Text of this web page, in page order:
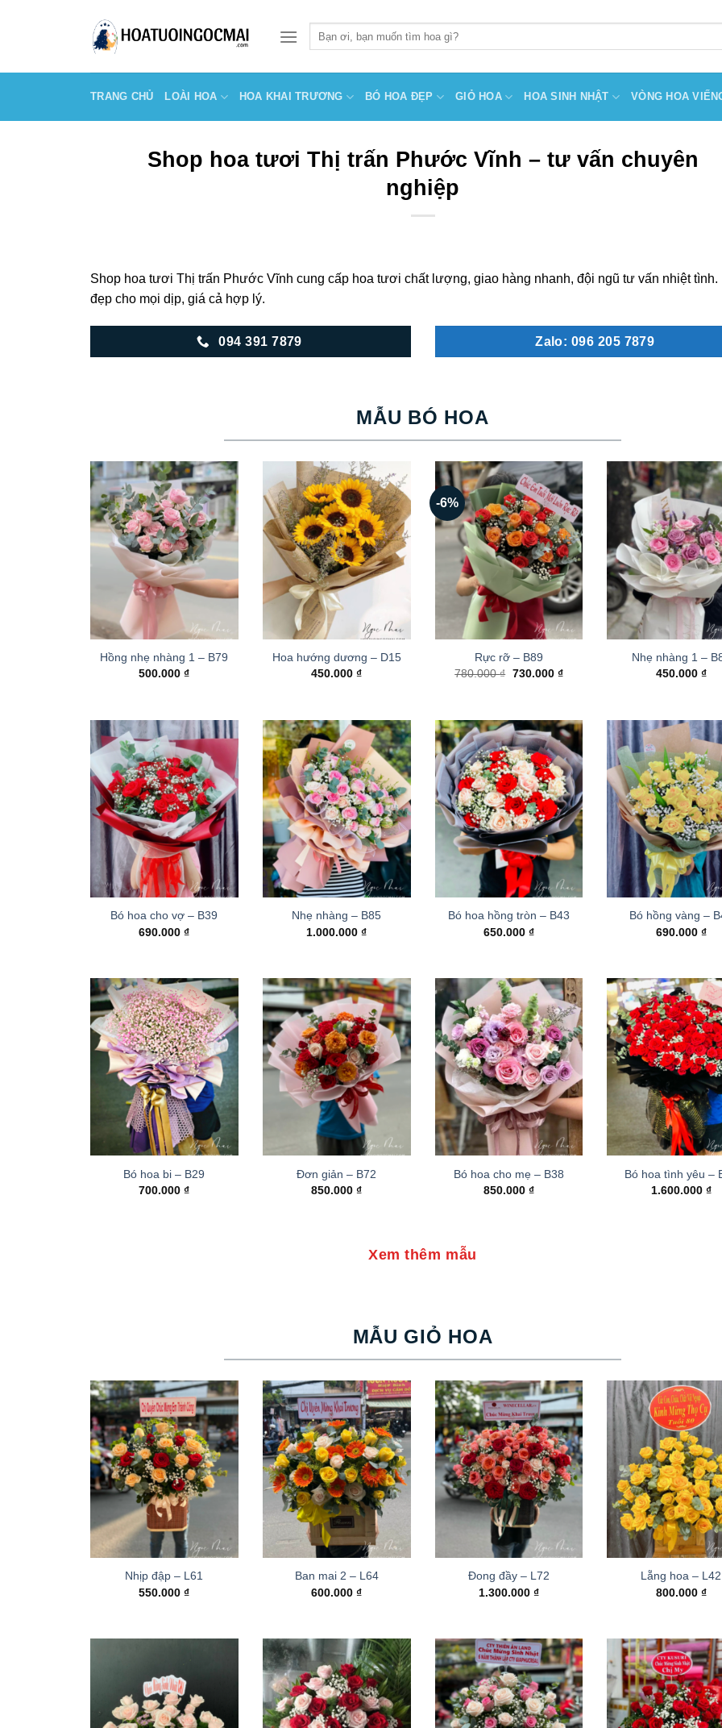
kiếm:
TRANG CHỦ LOÀI HOA HOA KHAI TRƯƠNG BÓ HOA ĐẸP GIỎ HOA HOA SINH NHẬT VÒNG HOA
Shop hoa tươi Thị trấn Phước Vĩnh – tư vấn chuyên
nghiệp
Shop hoa tươi Thị trấn Phước Vĩnh cung cấp hoa tươi chất lượng, giao hàng nhanh, đội ngũ tư vấn nhiệt tình.
đẹp cho mọi dịp, giá cả hợp lý.
094 391 7879 Zalo: 096 205 7879
MẪU BÓ HOA
Hồng nhẹ nhàng 1 – B79
500.000₫
Hoa hướng dương – D15
450.000₫
-6%
Rực rỡ – B89
780.000₫ Giá
730.000 ₫Giá
730.000 ₫.
Nhẹ nhàng 1 –
450.000 ₫
Bó hoa cho vợ – B39
690.000₫
Nhẹ nhàng – B85
1.000.000₫
Bó hoa hồng tròn – B43
650.000 ₫
Bó hồng vàng –
690.000 ₫
Bó hoa bi – B29
700.000₫
Đơn giản – B72
850.000₫
Bó hoa cho mẹ – B38
850.000 ₫
Bó hoa tình yêu –
1.600.000 ₫
Xem thêm mẫu
MẪU GIỎ HOA
Nhịp đập – L61
550.000₫
Ban mai 2 – L64
600.000₫
Đong đầy – L72
1.300.000 ₫
Lẵng hoa – L42
800.000 ₫